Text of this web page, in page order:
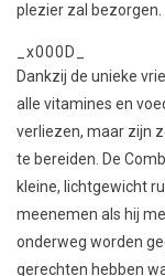
plezier zal bezorgen.
_x000D_
Dankzij de unieke
alle vitamines en
verliezen, maar zijn
te bereiden. De
kleine, lichtgewicht
meenemen als hij
onderweg worden
gerechten hebben